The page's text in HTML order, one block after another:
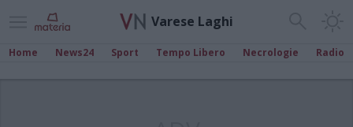
Varese Laghi
Home News24 Sport Tempo Libero Necrologie Radio